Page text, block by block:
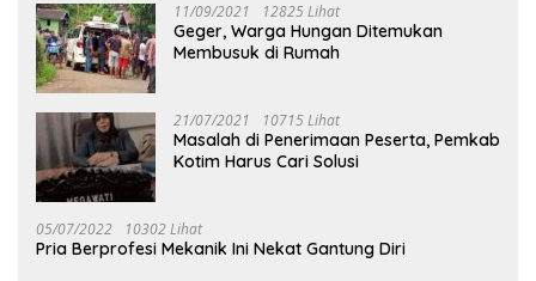
11/09/2021 12825 Lihat
Geger, Warga Hungan Ditemukan
Membusuk di Rumah
21/07/2021 10715 Lihat
Masalah di Penerimaan Peserta, Pemkab
Kotim Harus Cari Solusi
05/07/2022 10302 Lihat
Pria Berprofesi Mekanik Ini Nekat Gantung Diri